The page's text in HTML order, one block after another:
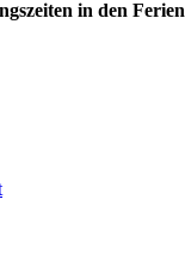
in den Ferien